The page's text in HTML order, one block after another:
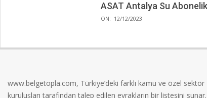
ASAT Antalya Su
2023-
ON: 12/12/2023
www.belgetopla.com, Türkiye’deki farklı kamu ve özel sektör
kuruluşları tarafından talep edilen evrakların bir listesini